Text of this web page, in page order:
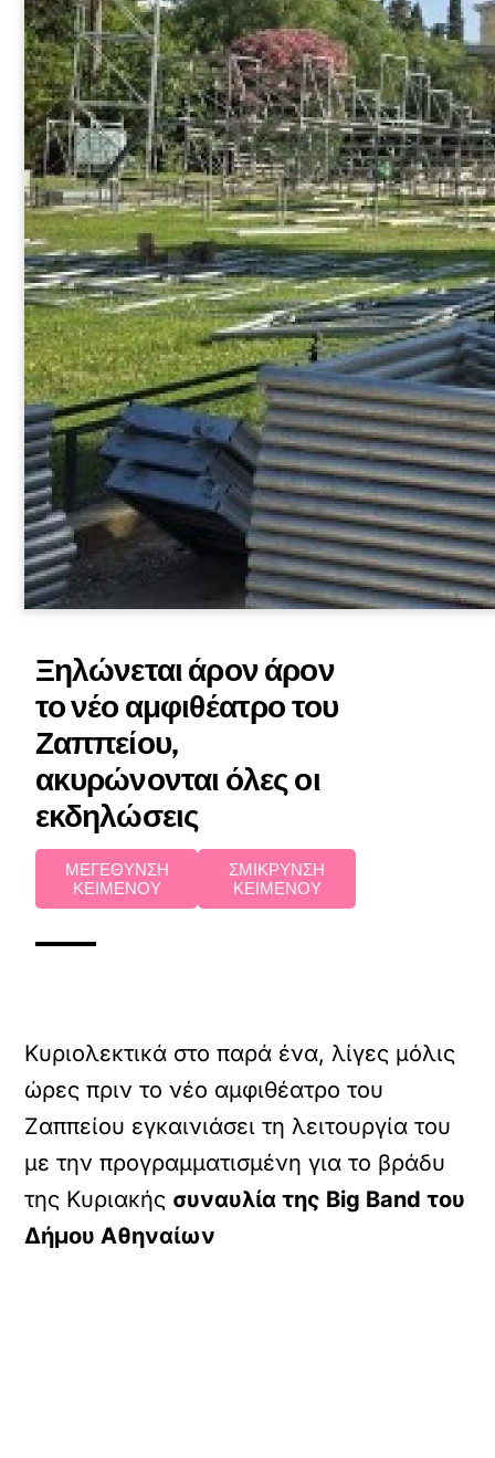
Ξηλώνεται άρον άρον
το νέο αμφιθέατρο του
Ζαππείου,
ακυρώνονται όλες οι
εκδηλώσεις
ΜΕΓΕΘΥΝΣΗ
ΚΕΙΜΕΝΟΥ
ΣΜΙΚΡΥΝΣΗ
ΚΕΙΜΕΝΟΥ
Κυριολεκτικά στο παρά ένα, λίγες μόλις
ώρες πριν το νέο αμφιθέατρο του
Ζαππείου εγκαινιάσει τη λειτουργία του
με την προγραμματισμένη για το βράδυ
της Κυριακής συναυλία της Big Band του
Δήμου Αθηναίων